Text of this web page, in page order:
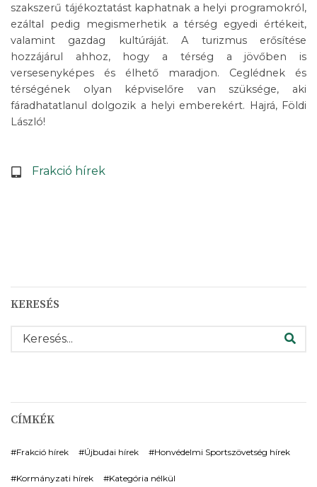
szakszerű tájékoztatást kaphatnak a helyi programokról,
ezáltal pedig megismerhetik a térség egyedi értékeit,
valamint gazdag kultúráját. A turizmus erősítése
hozzájárul ahhoz, hogy a térség a jövőben is
versesenyképes és élhető maradjon. Ceglédnek és
térségének olyan képviselőre van szüksége, aki
fáradhatatlanul dolgozik a helyi emberekért. Hajrá, Földi
László!
Frakció hírek
KERESÉS
KERESÉS
CÍMKÉK
Frakció hírek Újbudai hírek Honvédelmi Sportszövetség hírek
Kormányzati hírek Kategória nélkül